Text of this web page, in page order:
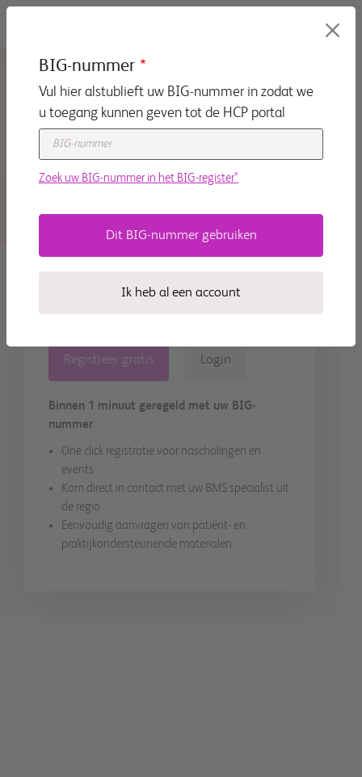
Overslaan en naar de inhoud gaan
Het BMS portaal is het
startpunt voor medisch
informatie over diverse
Registreer gratis Login
Binnen 1 minuut geregeld met uw BIG-
nummer
One click registratie voor nascholingen en
events
Kom direct in contact met uw BMS specialist uit
de regio
Eenvoudig aanvragen van patiënt- en
praktijkondersteunende materialen
BIG-nummer
Vul hier alstublieft uw BIG-nummer in zodat we
u toegang kunnen geven tot de HCP portal
Zoek uw BIG-nummer in het BIG-register*
Ik heb al een account